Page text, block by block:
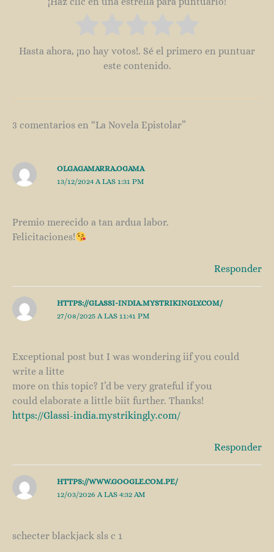
Hasta ahora, ¡no hay votos!. Sé el primero en puntuar
este contenido.
3 comentarios en “La Novela Epistolar”
OLGAGAMARRA.OGAMA
13/12/2024 A LAS 1:31 PM
Premio merecido a tan ardua labor.
Felicitaciones!
Responder
HTTPS://GLASSI-INDIA.MYSTRIKINGLY.COM/
27/08/2025 A LAS 11:41 PM
Exceptional post but I was wondering iif you could
write a litte
more on this topic? I’d be very grateful if you
could elaborate a little biit further. Thanks!
https://Glassi-india.mystrikingly.com/
Responder
HTTPS://WWW.GOOGLE.COM.PE/
12/03/2026 A LAS 4:32 AM
schecter blackjack sls c 1